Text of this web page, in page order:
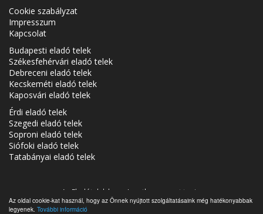
Az oldal cookie-kat használ, hogy az Önnek nyújtott szolgáltatásaink még hatékonyabbak
legyenek. További információ
Cookie szabályzat
Impresszum
Kapcsolat
Budapesti eladó telek
Székesfehérvári eladó telek
Debreceni eladó telek
Kecskeméti eladó telek
Kaposvári eladó telek
Érdi eladó telek
Szegedi eladó telek
Soproni eladó telek
Siófoki eladó telek
Tatabányai eladó telek
Az Eladótelek.hu az Ingatlancsoport tagja.
Eladó telkek Magyarországon - Eladótelek.hu © 2026 Minden jog